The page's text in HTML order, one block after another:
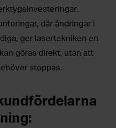
där ändringar i
ger lasertekniken en
göras direkt, utan att
stoppas.